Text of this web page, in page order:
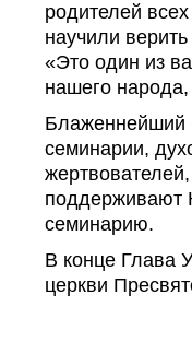
родителей
научили
«Это один из
нашего
Блаженнейший
семинарии,
поддерживают
семинарию.
В конце Глава
церкви